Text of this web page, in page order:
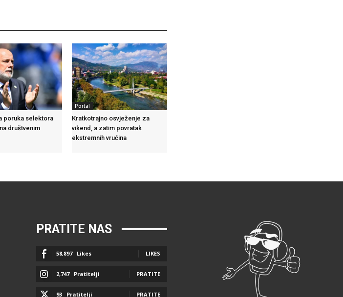
poruka selektora
društvenim
Portal
Kratkotrajno osvježenje za
vikend, a zatim povratak
ekstremnih vrućina
PRATITE NAS
58,897 Likes LIKES
2,747 Pratitelji PRATITE
93 Pratitelji PRATITE